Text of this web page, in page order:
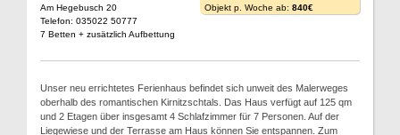
Am Hegebusch 20
Telefon: 035022 50777
7 Betten + zusätzlich Aufbettung
Objekt p. Woche ab: 840€
Unser neu errichtetes Ferienhaus befindet sich unweit des Malerweges
oberhalb des romantischen Kirnitzschtals. Das Haus verfügt auf 125 qm
und 2 Etagen über insgesamt 4 Schlafzimmer für 7 Personen. Auf der
Liegewiese und der Terrasse am Haus können Sie entspannen. Zum